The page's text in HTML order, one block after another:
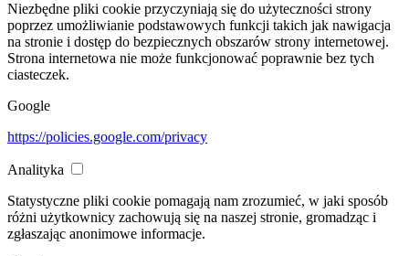
Niezbędne pliki cookie przyczyniają się do użyteczności strony
poprzez umożliwianie podstawowych funkcji takich jak nawigacja
na stronie i dostęp do bezpiecznych obszarów strony internetowej.
Strona internetowa nie może funkcjonować poprawnie bez tych
ciasteczek.
Google
https://policies.google.com/privacy
Analityka
Statystyczne pliki cookie pomagają nam zrozumieć, w jaki sposób
różni użytkownicy zachowują się na naszej stronie, gromadząc i
zgłaszając anonimowe informacje.